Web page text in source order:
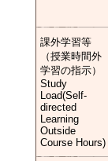
課外学習等
（授業時間外
学習の指示）
Study
Load(Self-
directed
Learning
Outside
Course Hours)